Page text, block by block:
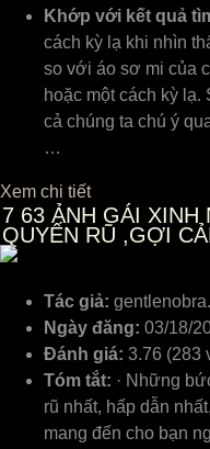
Khớp với kết quả
cách kỳ lạ khi nhìn
so với áo sơ mi của
hoặc một cách kỳ
cả chúng ta chú ý
…
Xem chi tiết
7 63 ẢNH GÁI XINH
QUYẾN RŨ ,GỢI
Tác giả:
Ngày đăng: 03/18/
Đánh giá: 3.76 (283
Tóm tắt: · Những
rũ nhất, hấp dẫn
mang đến cho bạn